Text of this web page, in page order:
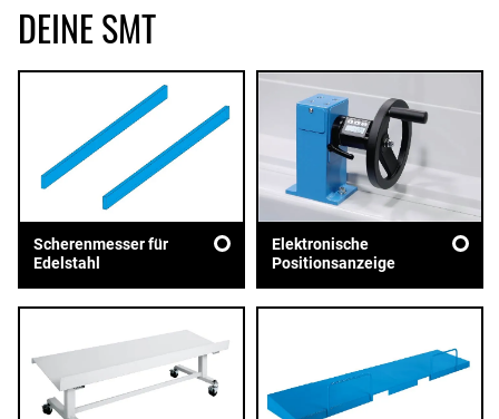
DEINE SMT
Scherenmesser für
Edelstahl
Elektronische
Positionsanzeige